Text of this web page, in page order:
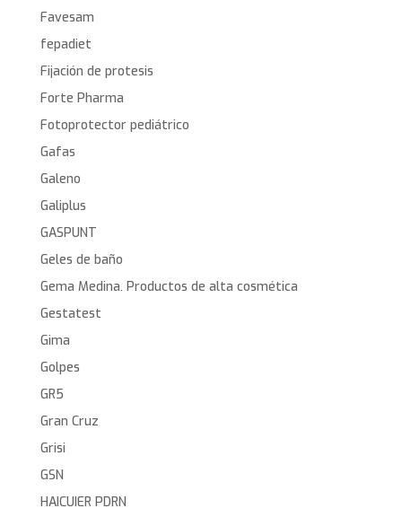
Favesam
fepadiet
Fijación de protesis
Forte Pharma
Fotoprotector pediátrico
Gafas
Galeno
Galiplus
GASPUNT
Geles de baño
Gema Medina. Productos de alta cosmética
Gestatest
Gima
Golpes
GR5
Gran Cruz
Grisi
GSN
HAICUIER PDRN